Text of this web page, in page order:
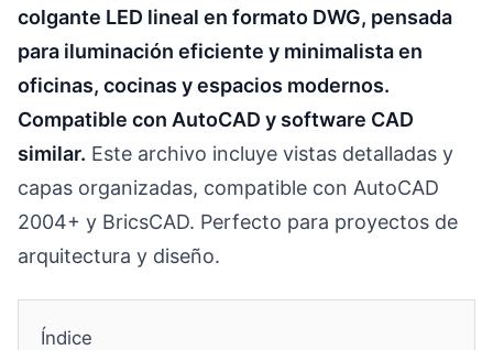
colgante LED lineal en formato DWG, pensada
para iluminación eficiente y minimalista en
oficinas, cocinas y espacios modernos.
Compatible con AutoCAD y software CAD
similar. Este archivo incluye vistas detalladas y
capas organizadas, compatible con AutoCAD
2004+ y BricsCAD. Perfecto para proyectos de
arquitectura y diseño.
Índice